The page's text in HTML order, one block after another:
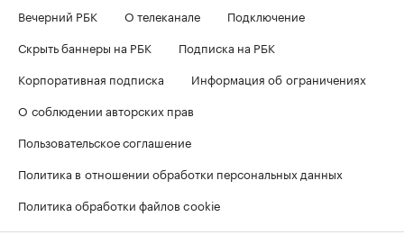
Вечерний РБК
О телеканале
Подключение
Скрыть баннеры на РБК
Подписка на РБК
Корпоративная подписка
Информация об ограничениях
О соблюдении авторских прав
Пользовательское соглашение
Политика в отношении обработки персональных данных
Политика обработки файлов cookie